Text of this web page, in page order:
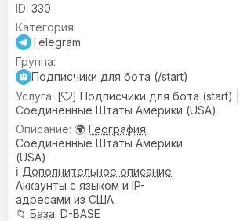
330
Telegram
Подписчики для бота (/start)
[
] Подписчики для бота (start) |
Соединенные Штаты Америки (USA)
🌍 География:
Соединенные Штаты Америки
(USA)
ℹ️ Дополнительное описание:
Аккаунты с языком и IP-
адресами из США.
📁 База: D-BASE